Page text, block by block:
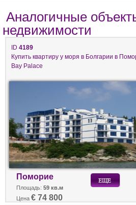
Аналогичные
недвижимости
ID 4189
Купить квартиру у моря в Болгарии в
Bay Palace
Поморие
Площадь: 59 кв.м
Цена € 74 800